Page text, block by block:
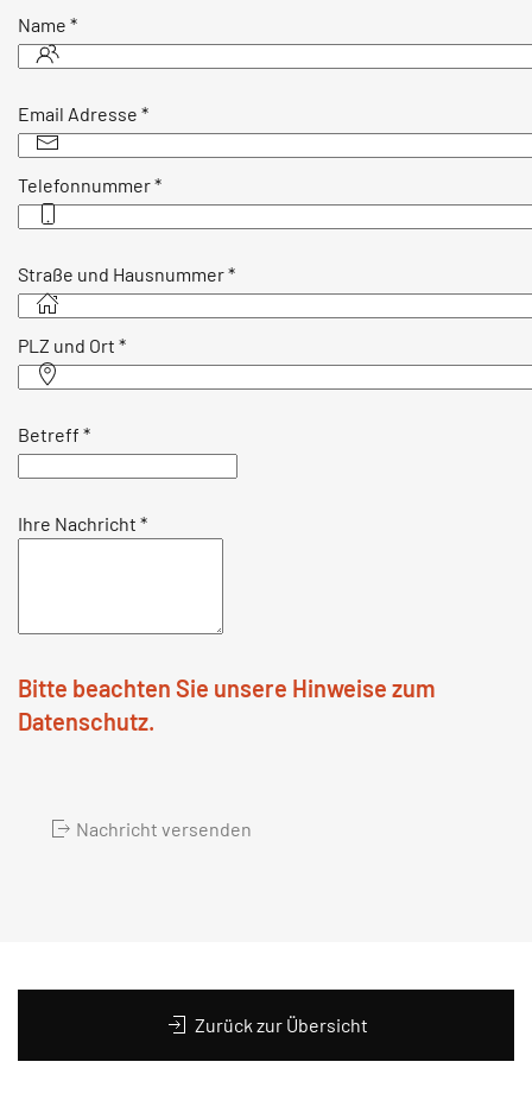
Name *
Email Adresse *
Telefonnummer*
Straße und Hausnummer*
PLZ und Ort *
Betreff *
Ihre Nachricht *
Bitte beachten Sie unsere Hinweise zum
Datenschutz.
Nachricht versenden
Zurück zur Übersicht